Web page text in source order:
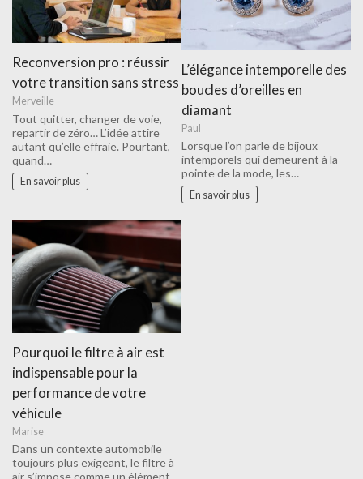
Reconversion pro : réussir
votre transition sans stress
Merveille
Tout quitter, changer de voie,
repartir de zéro… L’idée attire
autant qu’elle effraie. Pourtant,
quand…
En savoir plus
L’élégance intemporelle des
boucles d’oreilles en
diamant
Paul
Lorsque l’on parle de bijoux
intemporels qui demeurent à la
pointe de la mode, les…
En savoir plus
Pourquoi le filtre à air est
indispensable pour la
performance de votre
véhicule
Marise
Dans un contexte automobile
toujours plus exigeant, le filtre à